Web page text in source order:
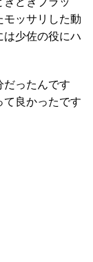
モッサリした動
は少佐の役にハ
だったんです
て良かったです